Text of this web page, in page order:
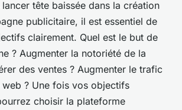
tête baissée dans la création
publicitaire, il est essentiel de
clairement. Quel est le but de
? Augmenter la notoriété de la
des ventes ? Augmenter le trafic
? Une fois vos objectifs
choisir la plateforme